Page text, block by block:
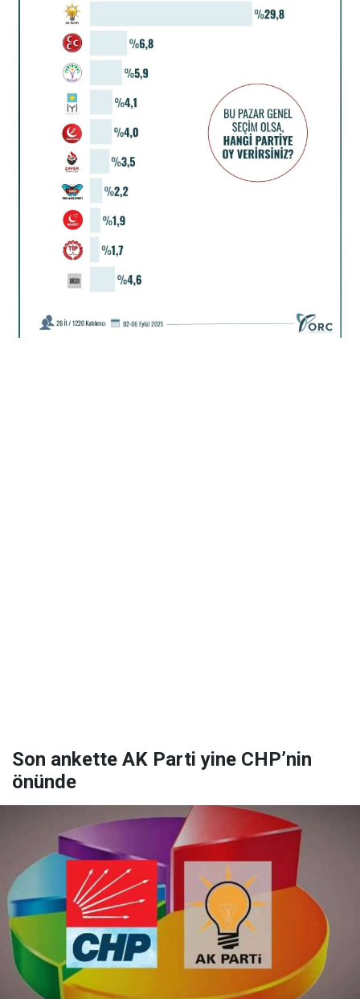
Son ankette AK Parti yine CHP’nin
önünde